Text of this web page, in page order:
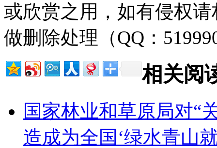
或欣赏之用，如有侵权
做删除处理（QQ：
相关阅
国家林业和草原局对“
造成为全国‘绿水青山